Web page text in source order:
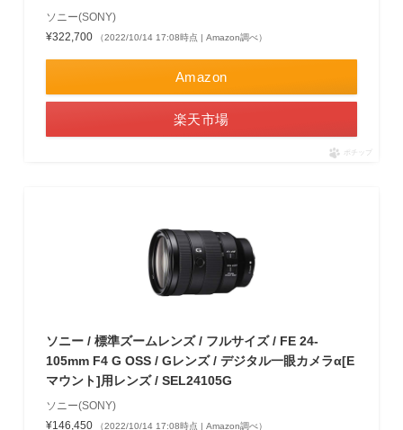
ソニー(SONY)
¥322,700
（2022/10/14 17:08時点 | Amazon調べ）
Amazon
楽天市場
ポチップ
ソニー / 標準ズームレンズ / フルサイズ / FE 24-
105mm F4 G OSS / Gレンズ / デジタル一眼カメラα[E
マウント]用レンズ / SEL24105G
ソニー(SONY)
¥146,450
（2022/10/14 17:08時点 | Amazon調べ）